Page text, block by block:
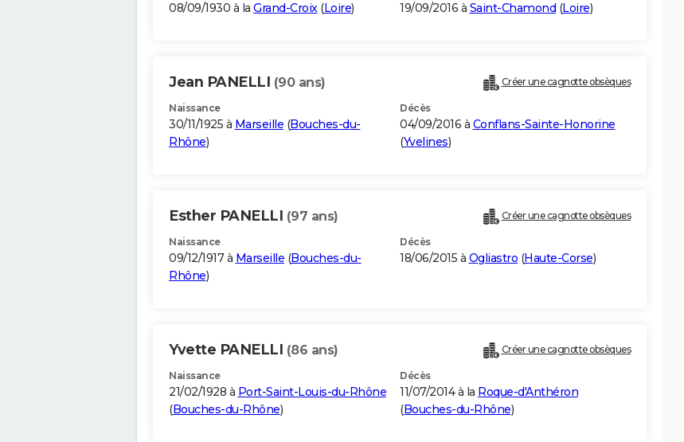
08/09/1930 à la Grand-Croix(Loire) 19/09/2016 à Saint-Chamond (Loire)
Jean PANELLI (90 ans) Créer une cagnotte obsèques
Naissance
30/11/1925 à Marseille (Bouches-du-
Rhône)
Décès
04/09/2016 à Conflans-Sainte-Honorine
(Yvelines)
Esther PANELLI (97 ans) Créer une cagnotte obsèques
Naissance
09/12/1917 à Marseille (Bouches-du-
Rhône)
Décès
18/06/2015 à Ogliastro (Haute-Corse)
Yvette PANELLI (86 ans) Créer une cagnotte obsèques
Naissance
21/02/1928 à Port-Saint-Louis-du-Rhône
(Bouches-du-Rhône)
Décès
11/07/2014 à la Roque-d'Anthéron
(Bouches-du-Rhône)